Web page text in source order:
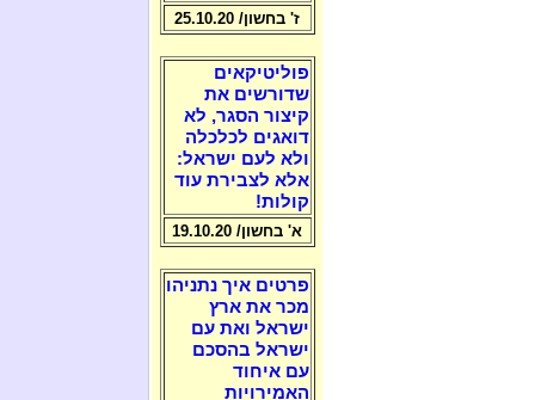
ז' בחשון/ 25.10.20
פוליטיקאים
שדורשים את
קיצור הסגר, לא
דואגים לכלכלה
ולא לעם ישראל:
אלא לצבירת עוד
קולות!
א' בחשון/ 19.10.20
פרטים איך נתניהו
מכר את ארץ
ישראל ואת עם
ישראל בהסכם
עם איחוד
האמירויות